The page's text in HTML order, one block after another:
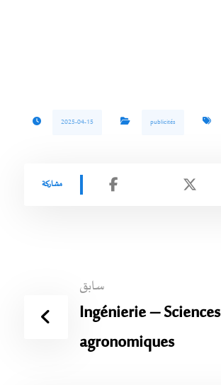
2025-04-15 publicités
سابق
Ingénierie – Sciences
agronomiques